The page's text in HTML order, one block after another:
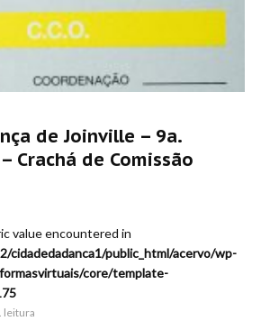
de Joinville – 9a.
Crachá de Comissão
value encountered in
cidadedadanca1/public_html/acervo/wp-
core/template-
leitura